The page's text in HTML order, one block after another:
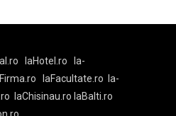
laHotel.ro
la-
laFacultate.ro
la-
laChisinau.ro laBalti.ro